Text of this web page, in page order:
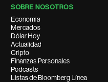
SOBRE NOSOTROS
Economía
Mercados
Dólar Hoy
Actualidad
Cripto
Finanzas Personales
Podcasts
Listas de Bloomberg Línea